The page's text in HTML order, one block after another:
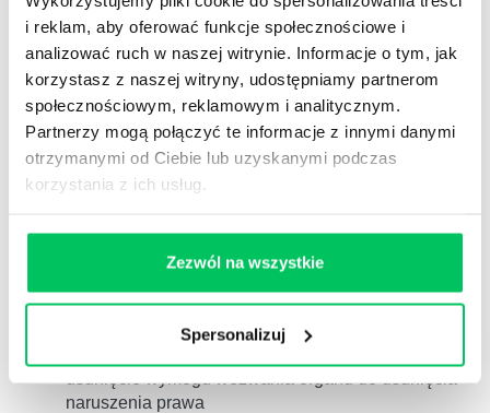
i reklam, aby oferować funkcje społecznościowe i
analizować ruch w naszej witrynie. Informacje o tym, jak
korzystasz z naszej witryny, udostępniamy partnerom
społecznościowym, reklamowym i analitycznym.
Partnerzy mogą połączyć te informacje z innymi danymi
otrzymanymi od Ciebie lub uzyskanymi podczas
korzystania z ich usług.
Zezwól na wszystkie
Spersonalizuj
14. Pozostałe zmiany w k.p.a. i w innych ustawach
możliwość doręczeń na elektroniczne skrzynki
podawcze między podmiotami publicznymi
doprecyzowanie zasad liczenia terminów
zmiana terminu na uzupełnienie braków
formalnych podania
możliwość poświadczenia za zgodność z
pouczenie o wysokości opłaty albo wpisu od
skargi do sądu
zachowanie terminu na wniesienie skargi w razie
naruszenia prawa